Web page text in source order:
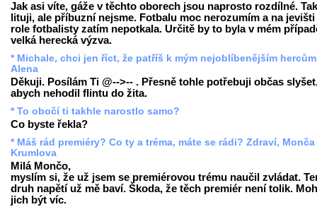
Jak asi víte, gáže v těchto oborech jsou naprosto rozdílné.
lituji, ale příbuzní nejsme. Fotbalu moc nerozumím a na jevišti
role fotbalisty zatím nepotkala. Určitě by to byla v mém
velká herecká výzva.
* Michale, chci jen říct, že patříš k mým nejoblíbenějším
Alena
Děkuji. Posílám Ti @-->-- . Přesně tohle potřebuji občas
abych nehodil flintu do žita.
* To obočí ti takhle narostlo samo?
Co byste řekla?
* Máš rád premiéry? Co ty a tréma, máte se rádi? Zdraví, Monča
Krumlova
Milá Mončo,
myslím si, že už jsem se premiérovou trému naučil zvládat.
druh napětí už mě baví. Škoda, že těch premiér není tolik.
jich být víc.